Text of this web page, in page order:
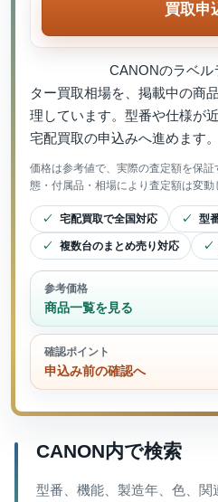
CANONのラベル
ター買取相場を、掲載中の商
理しています。型番や仕様が
宅配買取の申込みへ進めます。
価格は参考値で、実際の査定額を保
態・付属品・相場により査定額は変動
宅配買取で全国対応 型
複数台のまとめ売り対応
参考価格
商品一覧を見る
確認ポイント
申込み前の確認へ
買取申
CANON内で検索
型番、機能、製造年、色、関